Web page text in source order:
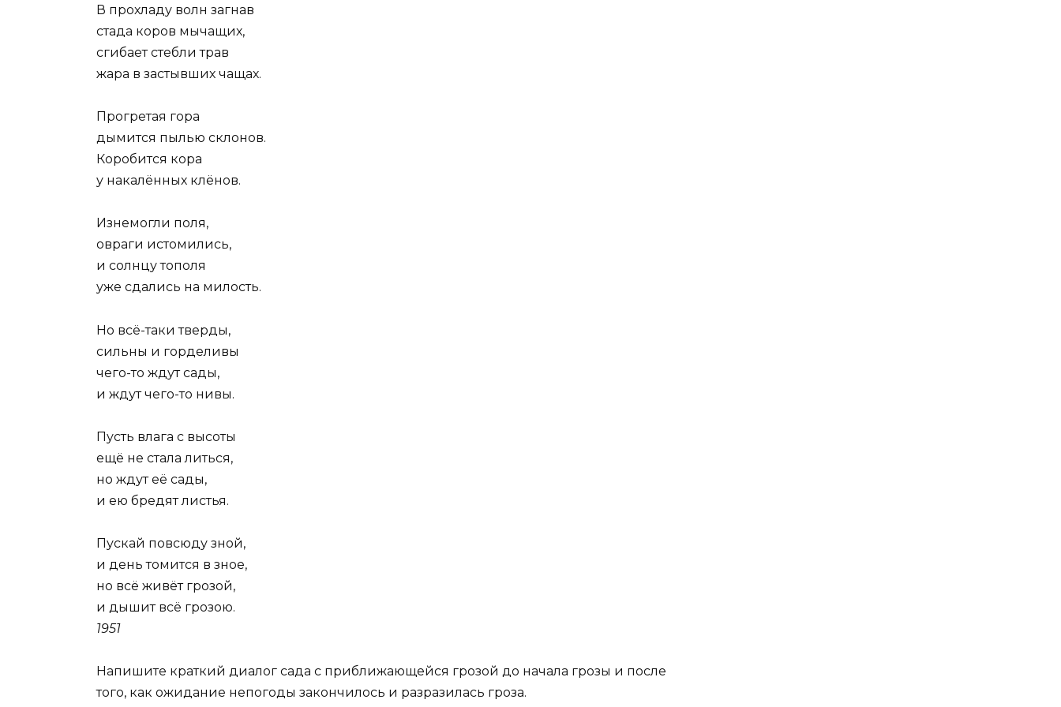
В прохладу волн загнав
стада коров мычащих,
сгибает стебли трав
жара в застывших чащах.
Прогретая гора
дымится пылью склонов.
Коробится кора
у накалённых клёнов.
Изнемогли поля,
овраги истомились,
и солнцу тополя
уже сдались на милость.
Но всё-таки тверды,
сильны и горделивы
чего-то ждут сады,
и ждут чего-то нивы.
Пусть влага с высоты
ещё не стала литься,
но ждут её сады,
и ею бредят листья.
Пускай повсюду зной,
и день томится в зное,
но всё живёт грозой,
и дышит всё грозою.
1951
Напишите краткий диалог сада с приближающейся грозой до начала грозы и после
того, как ожидание непогоды закончилось и разразилась гроза.